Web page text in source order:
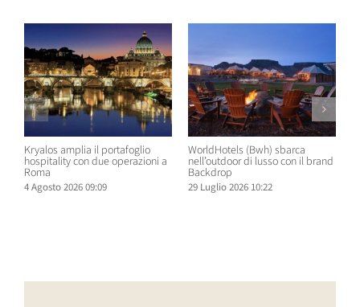
Kryalos amplia il portafoglio
hospitality con due operazioni a
Roma
4 Agosto 2026 09:09
WorldHotels (Bwh) sbarca
nell’outdoor di lusso con il brand
Backdrop
29 Luglio 2026 10:22